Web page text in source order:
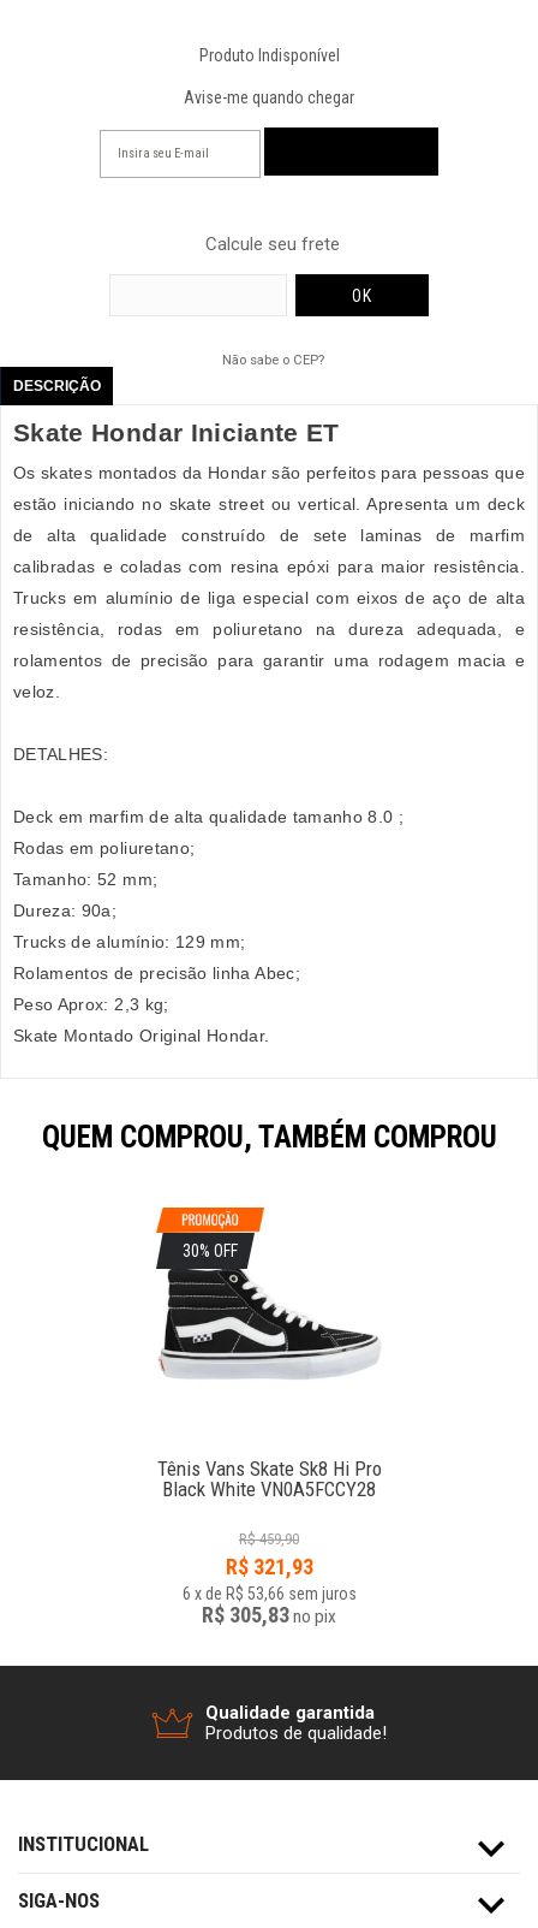
Produto Indisponível
Avise-me quando chegar
Calcule seu frete
Não sabe o CEP?
DESCRIÇÃO
Skate Hondar Iniciante ET
Os skates montados da Hondar são perfeitos para pessoas que
estão iniciando no skate street ou vertical. Apresenta um deck
de alta qualidade construído de sete laminas de marfim
calibradas e coladas com resina epóxi para maior resistência.
Trucks em alumínio de liga especial com eixos de aço de alta
resistência, rodas em poliuretano na dureza adequada, e
rolamentos de precisão para garantir uma rodagem macia e
veloz.
DETALHES:
Deck em marfim de alta qualidade tamanho 8.0 ;
Rodas em poliuretano;
Tamanho: 52 mm;
Dureza: 90a;
Trucks de alumínio: 129 mm;
Rolamentos de precisão linha Abec;
Peso Aprox: 2,3 kg;
Skate Montado Original Hondar.
QUEM COMPROU, TAMBÉM COMPROU
30% OFF
Tênis Vans Skate Sk8 Hi Pro
Black White VN0A5FCCY28
R$ 459,90
R$ 321,93
6 x de R$ 53,66 sem juros
R$ 305,83no pix
Qualidade garantida
Produtos de qualidade!
INSTITUCIONAL
SIGA-NOS